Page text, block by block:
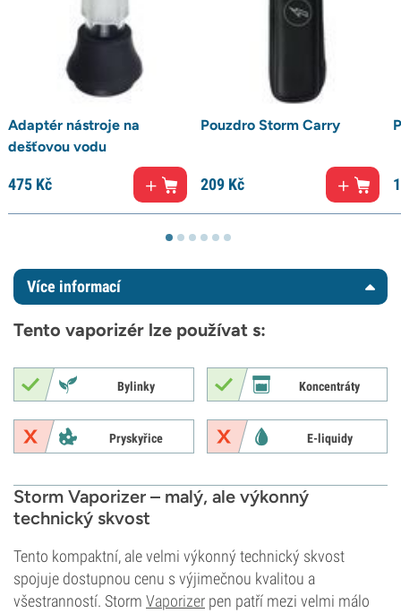
Adaptér nástroje na
dešťovou vodu
475 Kč
Pouzdro Storm Carry
209 Kč
Více informací
Tento vaporizér lze používat s:
Bylinky Koncentráty
Pryskyřice E-liquidy
Storm Vaporizer – malý, ale výkonný
technický skvost
Tento kompaktní, ale velmi výkonný technický skvost
spojuje dostupnou cenu s výjimečnou kvalitou a
všestranností. Storm Vaporizer pen patří mezi velmi málo